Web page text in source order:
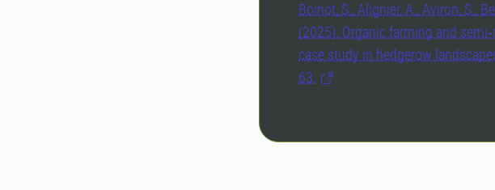
Boinot, S., Alignier, A., Aviron, S.,
(2025). Organic farming and
case study in hedgerow
63.